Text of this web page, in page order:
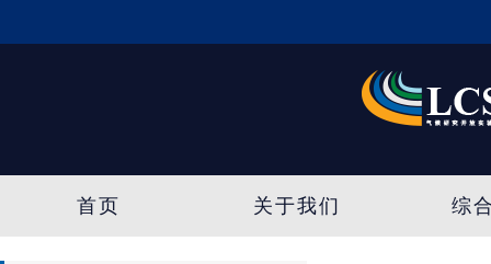
首页 关于我们 综